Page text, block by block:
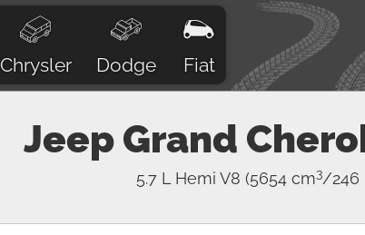
Chrysler Dodge Fiat
Jeep Grand
5.7 L Hemi V8 (5654 cm3/246